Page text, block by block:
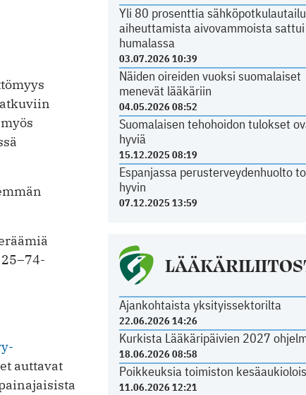
Yli 80 prosenttia
aiheuttamista aivovammoista sattui
humalassa
03.07.2026 10:39
Näiden oireiden vuoksi suomalaiset
menevät lääkäriin
04.05.2026 08:52
Suomalaisen tehohoidon tulokset
hyviä
15.12.2025 08:19
Espanjassa perusterveydenhuolto
hyvin
07.12.2025 13:59
Ajankohtaista yksityissektorilta
22.06.2026 14:26
Kurkista Lääkäripäivien 2027
18.06.2026 08:58
Poikkeuksia toimiston
11.06.2026 12:21
auttavat